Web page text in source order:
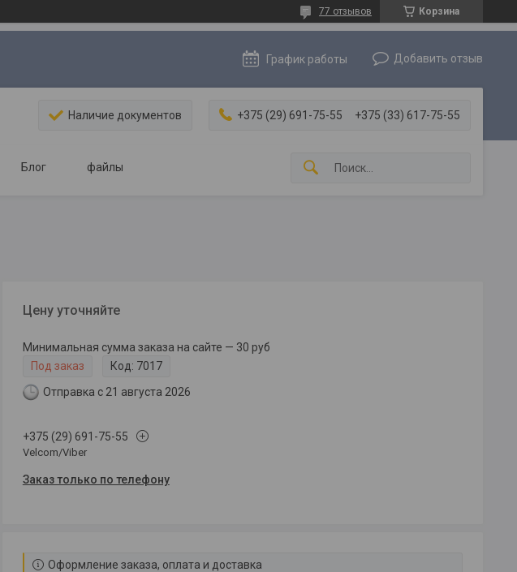
Корзина
77 отзывов
График работы Добавить отзыв
Наличие документов +375 (29) 691-75-55 +375 (33) 617-75-55
Блог файлы
Цену уточняйте
Минимальная сумма заказа на сайте — 30 руб
Под заказ
Код: 7017
Отправка с 21 августа 2026
+375 (29) 691-75-55
Velcom/Viber
Заказ только по телефону
Оформление заказа, оплата и доставка